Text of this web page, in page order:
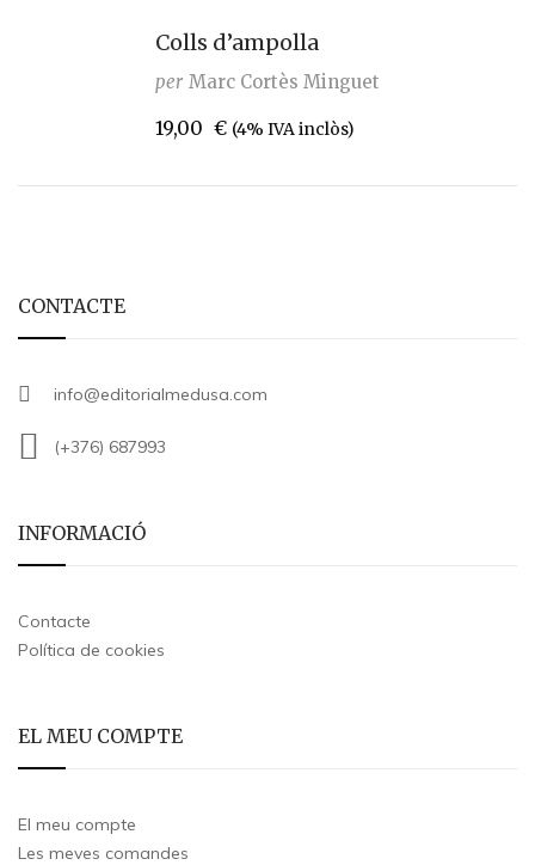
Colls d’ampolla
per Marc Cortès Minguet
19,00 € (4% IVA inclòs)
CONTACTE
info@editorialmedusa.com
(+376) 687993
INFORMACIÓ
Contacte
Política de cookies
EL MEU COMPTE
El meu compte
Les meves comandes